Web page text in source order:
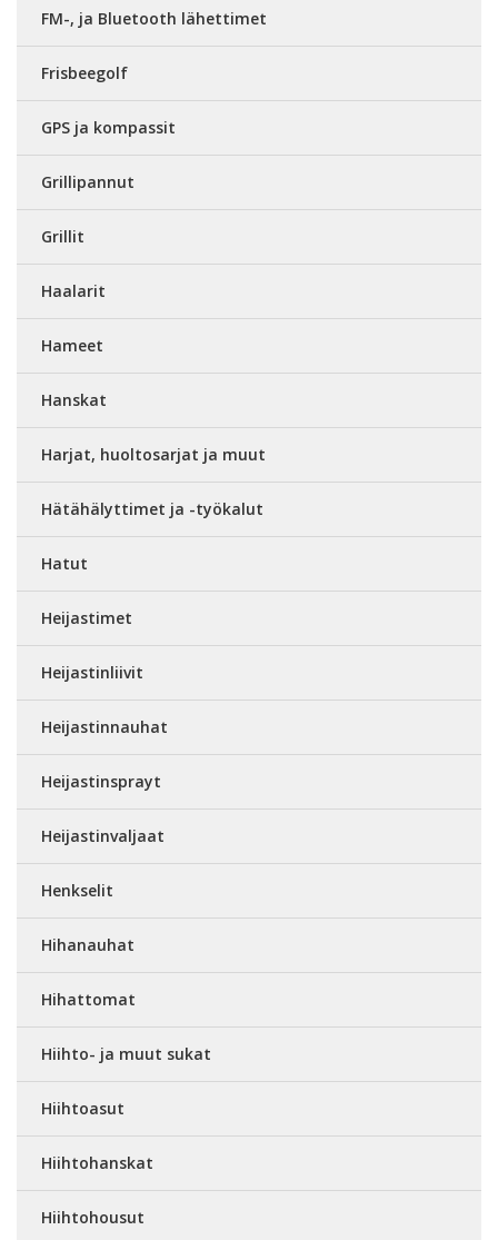
FM-, ja Bluetooth lähettimet
Frisbeegolf
GPS ja kompassit
Grillipannut
Grillit
Haalarit
Hameet
Hanskat
Harjat, huoltosarjat ja muut
Hätähälyttimet ja -työkalut
Hatut
Heijastimet
Heijastinliivit
Heijastinnauhat
Heijastinsprayt
Heijastinvaljaat
Henkselit
Hihanauhat
Hihattomat
Hiihto- ja muut sukat
Hiihtoasut
Hiihtohanskat
Hiihtohousut